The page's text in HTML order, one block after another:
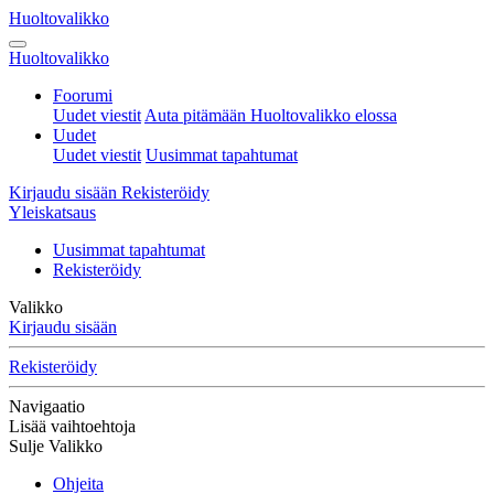
Huoltovalikko
Huoltovalikko
Foorumi
Uudet viestit Auta pitämään Huoltovalikko elossa
Uudet
Uudet viestit Uusimmat tapahtumat
Kirjaudu sisään Rekisteröidy
Yleiskatsaus
Uusimmat tapahtumat
Rekisteröidy
Valikko
Kirjaudu sisään
Rekisteröidy
Navigaatio
Lisää vaihtoehtoja
Sulje Valikko
Ohjeita